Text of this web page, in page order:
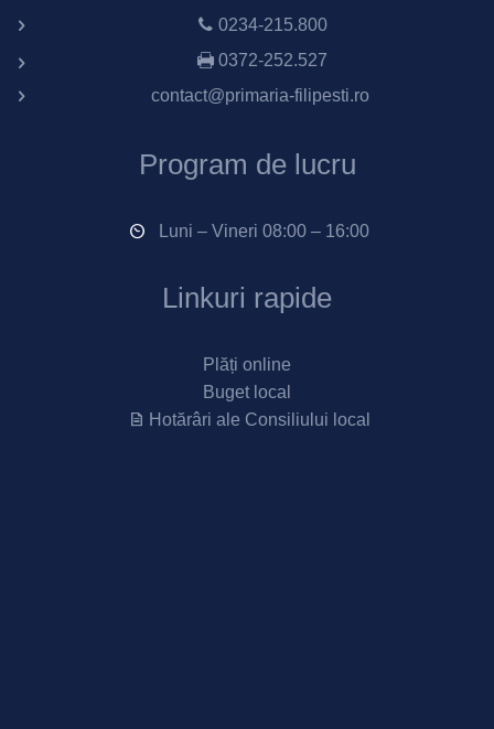
0234-215.800
0372-252.527
contact@primaria-filipesti.ro
Program de lucru
Luni – Vineri 08:00 – 16:00
Linkuri rapide
Plăți online
Buget local
Hotărâri ale Consiliului local